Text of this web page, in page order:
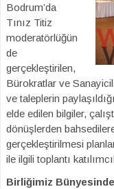
Bodrum’da
Tınız Titiz
moderatörlüğün
de
gerçekleştirilen,
Bürokratlar ve
ve taleplerin
elde edilen bilgiler,
dönüşlerden
gerçekleştirilmesi
ile ilgili toplantı
Birliğimiz